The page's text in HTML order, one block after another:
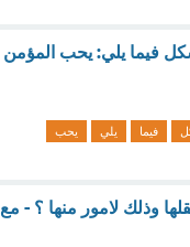
فيما يلي: يحب المؤمن
فيما يلي
يحب
وذلك لامور منها ؟ - مع